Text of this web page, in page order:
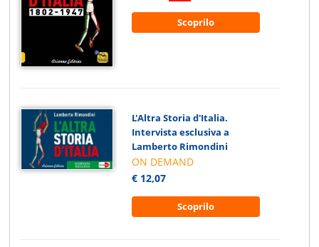
Scoprilo
L'Altra Storia d'Italia.
Intervista esclusiva a
Lamberto Rimondini
ON DEMAND
€ 12,07
Scoprilo